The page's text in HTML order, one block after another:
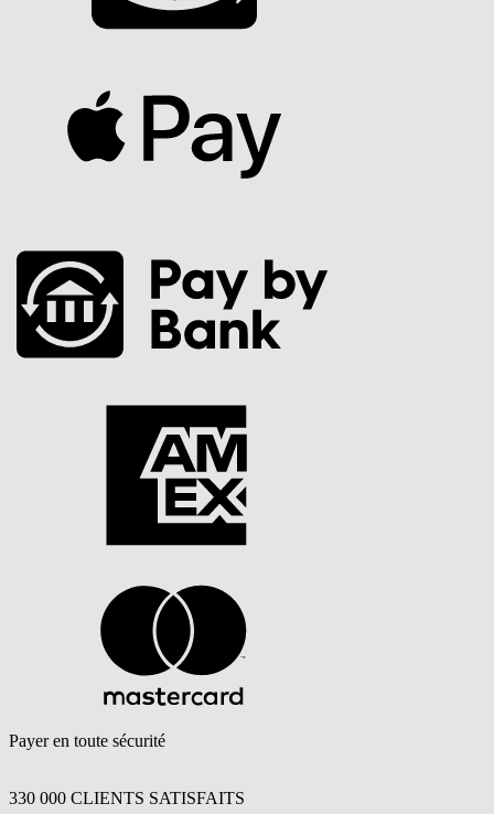
Payer en toute sécurité
330 000 CLIENTS SATISFAITS